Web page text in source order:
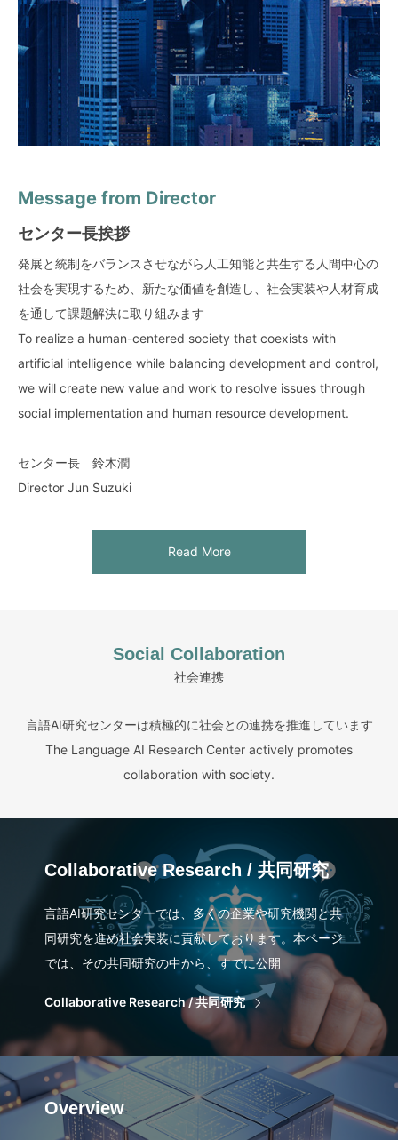
Message from Director
センター長挨拶
発展と統制をバランスさせながら人工知能と共生する人間中心の
社会を実現するため、新たな価値を創造し、社会実装や人材育成
を通して課題解決に取り組みます
To realize a human-centered society that coexists with
artificial intelligence while balancing development and control,
we will create new value and work to resolve issues through
social implementation and human resource development.
センター長 鈴木潤
Director Jun Suzuki
Read More
MISSION
AIと共存する人間中心の社会の実現
Realize a society centered on people coexisting
with AI
■ 生成系AIを含む高度AIの信頼できるAI / (Trustworthy AI)化
Converting advanced AI, including generative AI, to
Trustworthy AI
■各専門領域におけるAI駆動型研究 / AI-driven research in all
specialized areas
alignment/safety research in collaboration with Japanese and
international partners
ORGANIZATION
センター概要・組織
言語AI研究センターは、データシナジー創生機構（CDO)の下部
組織として設置されました。
The Center for Language AI Research was established as a
subordinate Organization for Innovations in Data Synergy
TOHOKU University (CDO).
Social Collaboration
社会連携
言語AI研究センターは積極的に社会との連携を推進しています
The Language AI Research Center actively promotes
collaboration with society.
Collaborative Research / 共同研究
言語AI研究センターでは、多くの企業や研究機関と共
同研究を進め社会実装に貢献しております。本ページ
では、その共同研究の中から、すでに公開
Collaborative Research / 共同研究
Overview